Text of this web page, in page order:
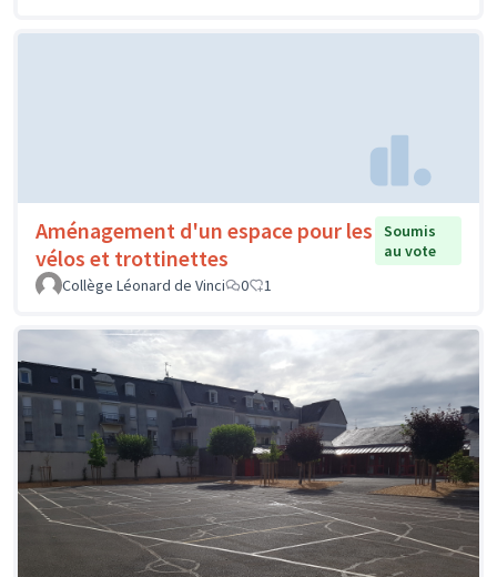
Aménagement d'un espace pour les
vélos et trottinettes
Soumis
au vote
Collège Léonard de Vinci
0 1